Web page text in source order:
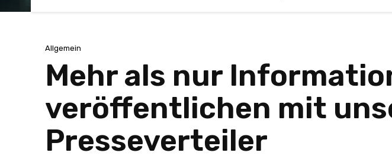
Allgemein
Mehr als nur
veröffentlichen mit
Presseverteiler